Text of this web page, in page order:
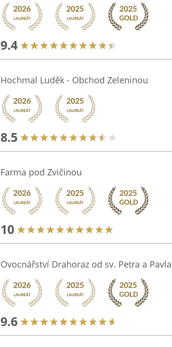
9.4
Hochmal Luděk - Obchod Zeleninou
8.5
Farma pod Zvičinou
10
Ovocnářství Drahoraz od sv. Petra a Pavla
9.6